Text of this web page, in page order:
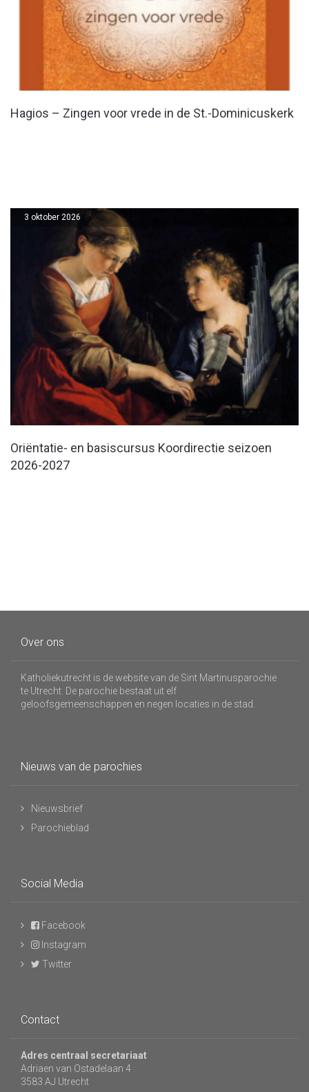
Hagios – Zingen voor vrede in de St.-Dominicuskerk
Oriëntatie- en basiscursus Koordirectie seizoen
2026-2027
3 oktober 2026
Over ons
Katholiekutrecht is de website van de Sint Martinusparochie
te Utrecht. De parochie bestaat uit elf
geloofsgemeenschappen en negen locaties in de stad.
Nieuws van de parochies
Nieuwsbrief
Parochieblad
Social Media
Facebook
Instagram
Twitter
Contact
Adres centraal secretariaat
Adriaen van Ostadelaan 4
3583 AJ Utrecht